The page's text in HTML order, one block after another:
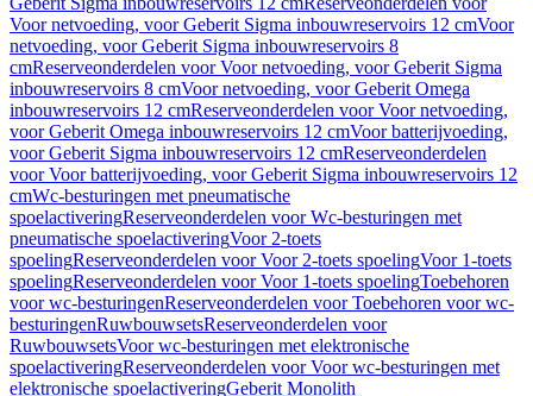
Voor netvoeding, voor Geberit Sigma inbouwreservoirs 12 cmVoor
netvoeding, voor Geberit Sigma inbouwreservoirs 8
cmReserveonderdelen voor Voor netvoeding, voor Geberit Sigma
inbouwreservoirs 8 cmVoor netvoeding, voor Geberit Omega
inbouwreservoirs 12 cmReserveonderdelen voor Voor netvoeding,
voor Geberit Omega inbouwreservoirs 12 cmVoor batterijvoeding,
voor Geberit Sigma inbouwreservoirs 12 cmReserveonderdelen
voor Voor batterijvoeding, voor Geberit Sigma inbouwreservoirs 12
cmWc-besturingen met pneumatische
spoelactiveringReserveonderdelen voor Wc-besturingen met
pneumatische spoelactiveringVoor 2-toets
spoelingReserveonderdelen voor Voor 2-toets spoelingVoor 1-toets
spoelingReserveonderdelen voor Voor 1-toets spoelingToebehoren
voor wc-besturingenReserveonderdelen voor Toebehoren voor wc-
besturingenRuwbouwsetsReserveonderdelen voor
RuwbouwsetsVoor wc-besturingen met elektronische
spoelactiveringReserveonderdelen voor Voor wc-besturingen met
elektronische spoelactiveringGeberit Monolith